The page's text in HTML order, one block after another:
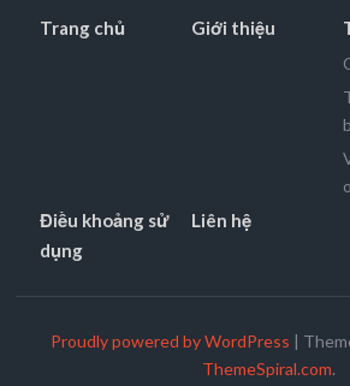
Trang chủ Giới thiệu
Điều khoảng sử
dụng
Liên hệ
Proudly powered by WordPress |
ThemeSpiral.com.